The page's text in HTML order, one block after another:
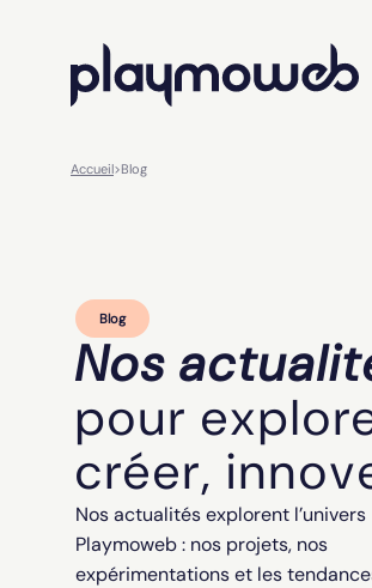
Accueil>Blog
Blog
Nos
pour
créer,
Nos actualités explorent l’univers
Playmoweb : nos projets, nos
expérimentations et les